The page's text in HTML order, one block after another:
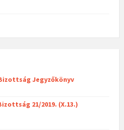
Jegyzőkönyv
21/2019. (X.13.)